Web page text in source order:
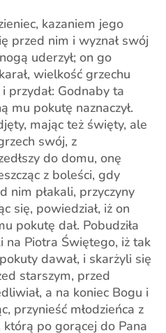
kazaniem jego
przed nim i wyznał swój
uderzył; on go
wielkość grzechu
przydał: Godnaby ta
mu pokutę naznaczył.
mając też święty, ale
swój, z
do domu, onę
z boleści, gdy
nim płakali, przyczyny
się, powiedział, iż on
pokutę dał. Pobudziła
Piotra Świętego, iż tak
dawał, i skarżyli się
starszym, przed
a na koniec Bogu i
przynieść młodzieńca z
którą po gorącej do Pana